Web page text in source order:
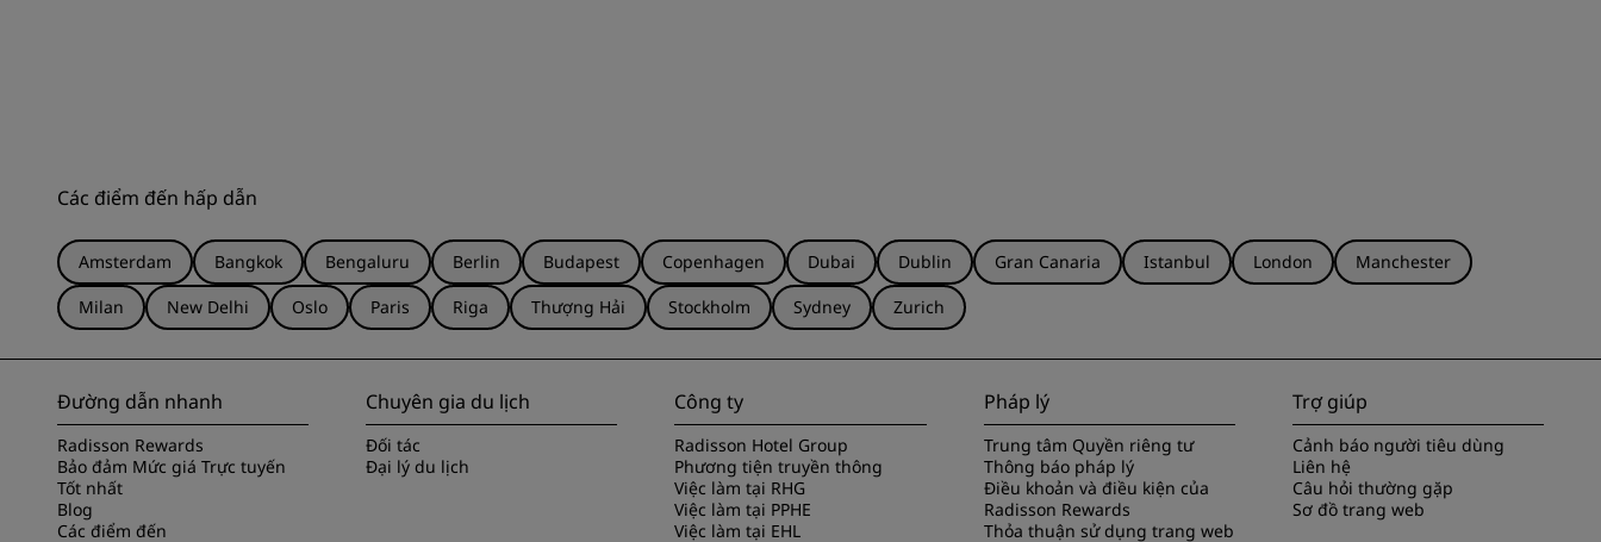
Các điểm đến hấp dẫn
Amsterdam Bangkok Bengaluru Berlin Budapest Copenhagen Dubai Dublin Gran Canaria Istanbul London
Manchester
Milan
New Delhi Oslo Paris Riga Thượng Hải Stockholm Sydney Zurich
Đường dẫn nhanh
Radisson Rewards
Bảo đảm Mức giá Trực tuyến
Tốt nhất
Blog
Các điểm đến
Chuyên gia du lịch
Đối tác
Đại lý du lịch
Công ty
Radisson Hotel Group
Phương tiện truyền thông
Việc làm tại RHG
Việc làm tại PPHE
Việc làm tại EHL
Pháp lý
Trung tâm Quyền riêng tư
Thông báo pháp lý
Điều khoản và điều kiện của
Radisson Rewards
Thỏa thuận sử dụng trang web
Trợ giúp
Cảnh báo người tiêu dùng
Liên hệ
Câu hỏi thường gặp
Sơ đồ trang web